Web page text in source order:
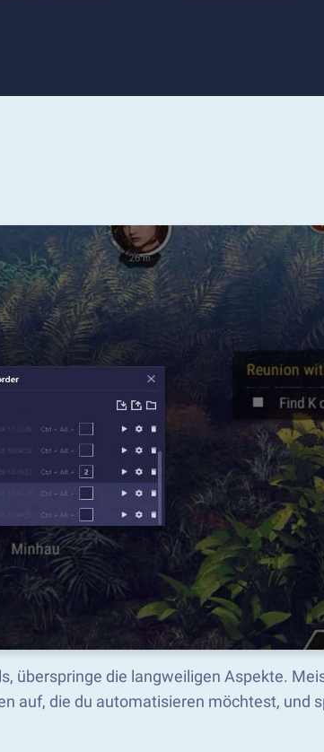
überspringe die langweiligen Aspekte.
auf, die du automatisieren möchtest, und